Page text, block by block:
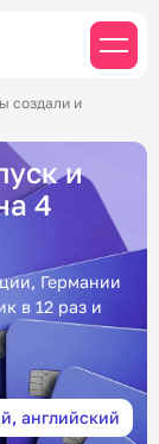
создали и
и
4
Германии
в 12 раз и
английский